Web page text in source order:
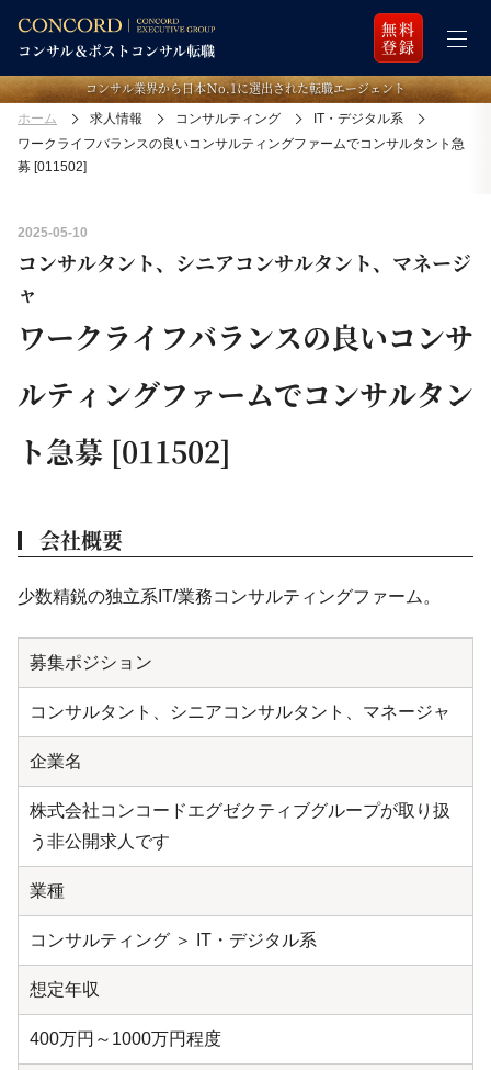
無料
登録
コンサル業界から日本Ｎo.1に選出された転職エージェント
ホーム 求人情報 コンサルティング
IT・デジタル系
ワークライフバランスの良いコンサルティングファームでコンサルタント急
募 [011502]
2025-05-10
コンサルタント、シニアコンサルタント、マネージ
ャ
ワークライフバランスの良いコンサ
ルティングファームでコンサルタン
ト急募 [011502]
会社概要
少数精鋭の独立系IT/業務コンサルティングファーム。
募集ポジション
コンサルタント、シニアコンサルタント、マネージャ
企業名
株式会社コンコードエグゼクティブグループが取り扱
う非公開求人です
業種
コンサルティング ＞ IT・デジタル系
想定年収
400万円～1000万円程度